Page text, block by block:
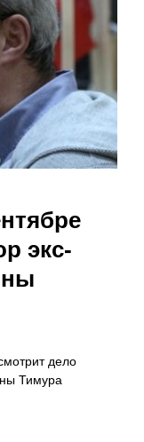
экс-
дело
Тимура